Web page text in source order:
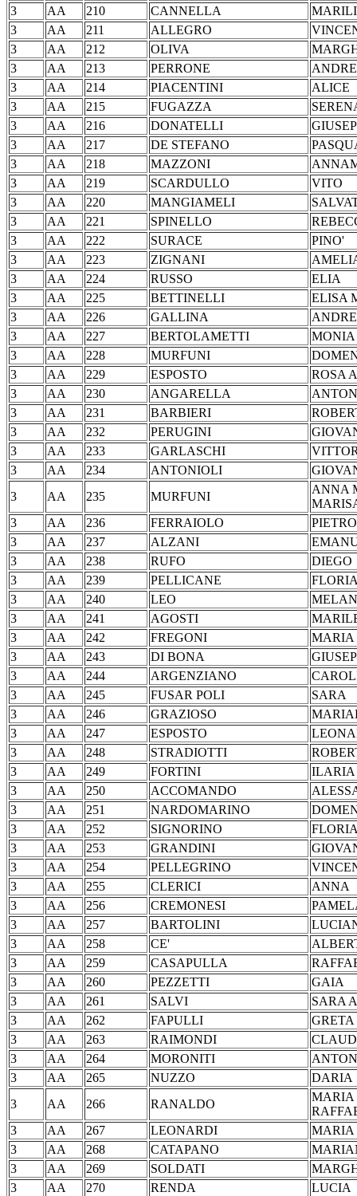
3
AA 210 CANNELLA
3
AA 211 ALLEGRO
3
AA 212 OLIVA
3
AA 213 PERRONE
3
AA 214 PIACENTINI
3
AA 215 FUGAZZA
3
AA 216 DONATELLI
3
AA 217 DE STEFANO
3
AA 218 MAZZONI
3
AA 219 SCARDULLO
3
AA 220 MANGIAMELI
3
AA 221 SPINELLO
3
AA 222 SURACE
3
AA 223 ZIGNANI
3
AA 224 RUSSO
3
AA 225 BETTINELLI
3
AA 226 GALLINA
3
AA 227 BERTOLAMETTI
3
AA 228 MURFUNI
3
AA 229 ESPOSTO
3
AA 230 ANGARELLA
3
AA 231 BARBIERI
3
AA 232 PERUGINI
3
AA 233 GARLASCHI
3
AA 234 ANTONIOLI
3
AA 235 MURFUNI
ANNA
3
AA 236 FERRAIOLO
3
AA 237 ALZANI
3
AA 238 RUFO
3
AA 239 PELLICANE
3
AA 240 LEO
3
AA 241 AGOSTI
3
AA 242 FREGONI
3
AA 243 DI BONA
3
AA 244 ARGENZIANO
3
AA 245 FUSAR POLI
3
AA 246 GRAZIOSO
3
AA 247 ESPOSTO
3
AA 248 STRADIOTTI
3
AA 249 FORTINI
3
AA 250 ACCOMANDO
3
AA 251 NARDOMARINO
3
AA 252 SIGNORINO
3
AA 253 GRANDINI
3
AA 254 PELLEGRINO
3
AA 255 CLERICI
3
AA 256 CREMONESI
3
AA 257 BARTOLINI
3
AA 258 CE'
3
AA 259 CASAPULLA
3
AA 260 PEZZETTI
3
AA 261 SALVI
SARA
3
AA 262 FAPULLI
3
AA 263 RAIMONDI
3
AA 264 MORONITI
3
AA 265 NUZZO
3
AA 266 RANALDO
MARIA
3
AA 267 LEONARDI
3
AA 268 CATAPANO
3
AA 269 SOLDATI
3
AA 270 RENDA